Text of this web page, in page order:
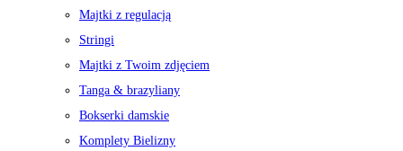
Majtki z regulacją
Stringi
Majtki z Twoim zdjęciem
Tanga & brazyliany
Bokserki damskie
Komplety Bielizny